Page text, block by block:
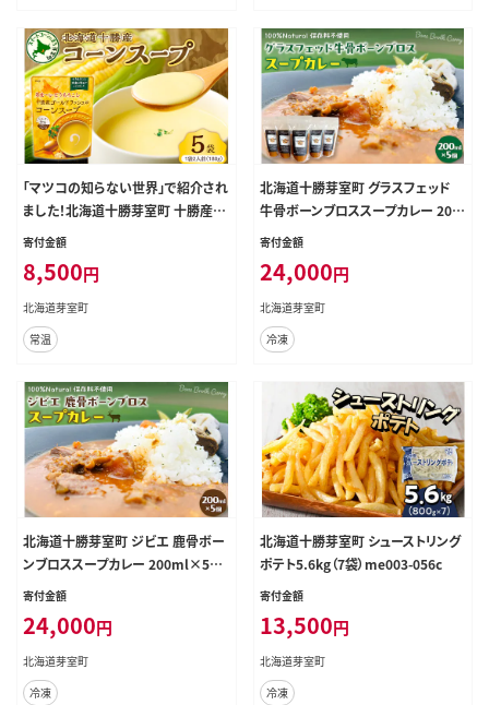
「マツコの知らない世界」で紹介され
ました！北海道十勝芽室町 十勝産ゴ
ールドラッシュのコーンスープ 5袋
寄付金額
8,500円
北海道芽室町
常温
北海道十勝芽室町 グラスフェッド
牛骨ボーンブロススープカレー 200
ml×5個 me063-007c
寄付金額
24,000円
北海道芽室町
冷凍
北海道十勝芽室町 ジビエ 鹿骨ボー
ンブロススープカレー 200ml×5個
me063-008c
寄付金額
24,000円
北海道芽室町
冷凍
北海道十勝芽室町 シューストリング
ポテト5.6kg（7袋）me003-056c
寄付金額
13,500円
北海道芽室町
冷凍